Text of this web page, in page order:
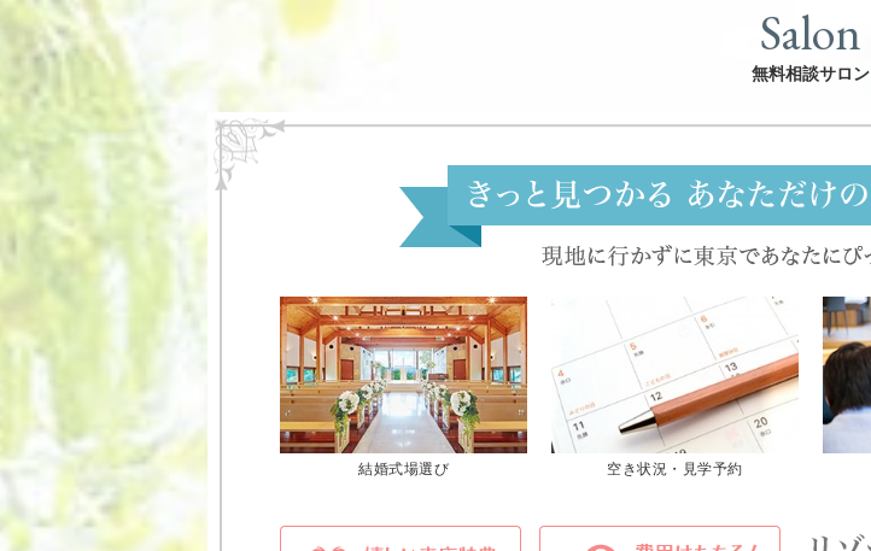
Salon
無料相談サロン
結婚式場選び 空き状況・見学予約